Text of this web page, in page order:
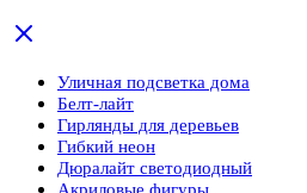
Уличная подсветка дома
Белт-лайт
Гирлянды для деревьев
Гибкий неон
Дюралайт светодиодный
Акриловые фигуры